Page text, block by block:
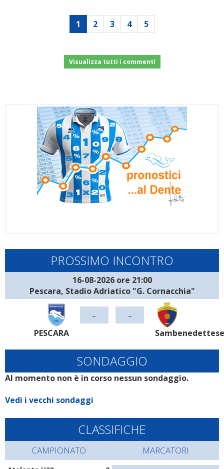
1 2 3 4 5
Visualizza tutti i commenti
PROSSIMO INCONTRO
16-08-2026 ore 21:00
Pescara, Stadio Adriatico "G. Cornacchia"
PESCARA
- -
SONDAGGIO
Al momento non è in corso nessun sondaggio.
Vedi i vecchi sondaggi
CLASSIFICHE
CAMPIONATO MARCATORI